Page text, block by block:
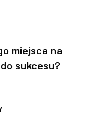
miejsca na
sukcesu?